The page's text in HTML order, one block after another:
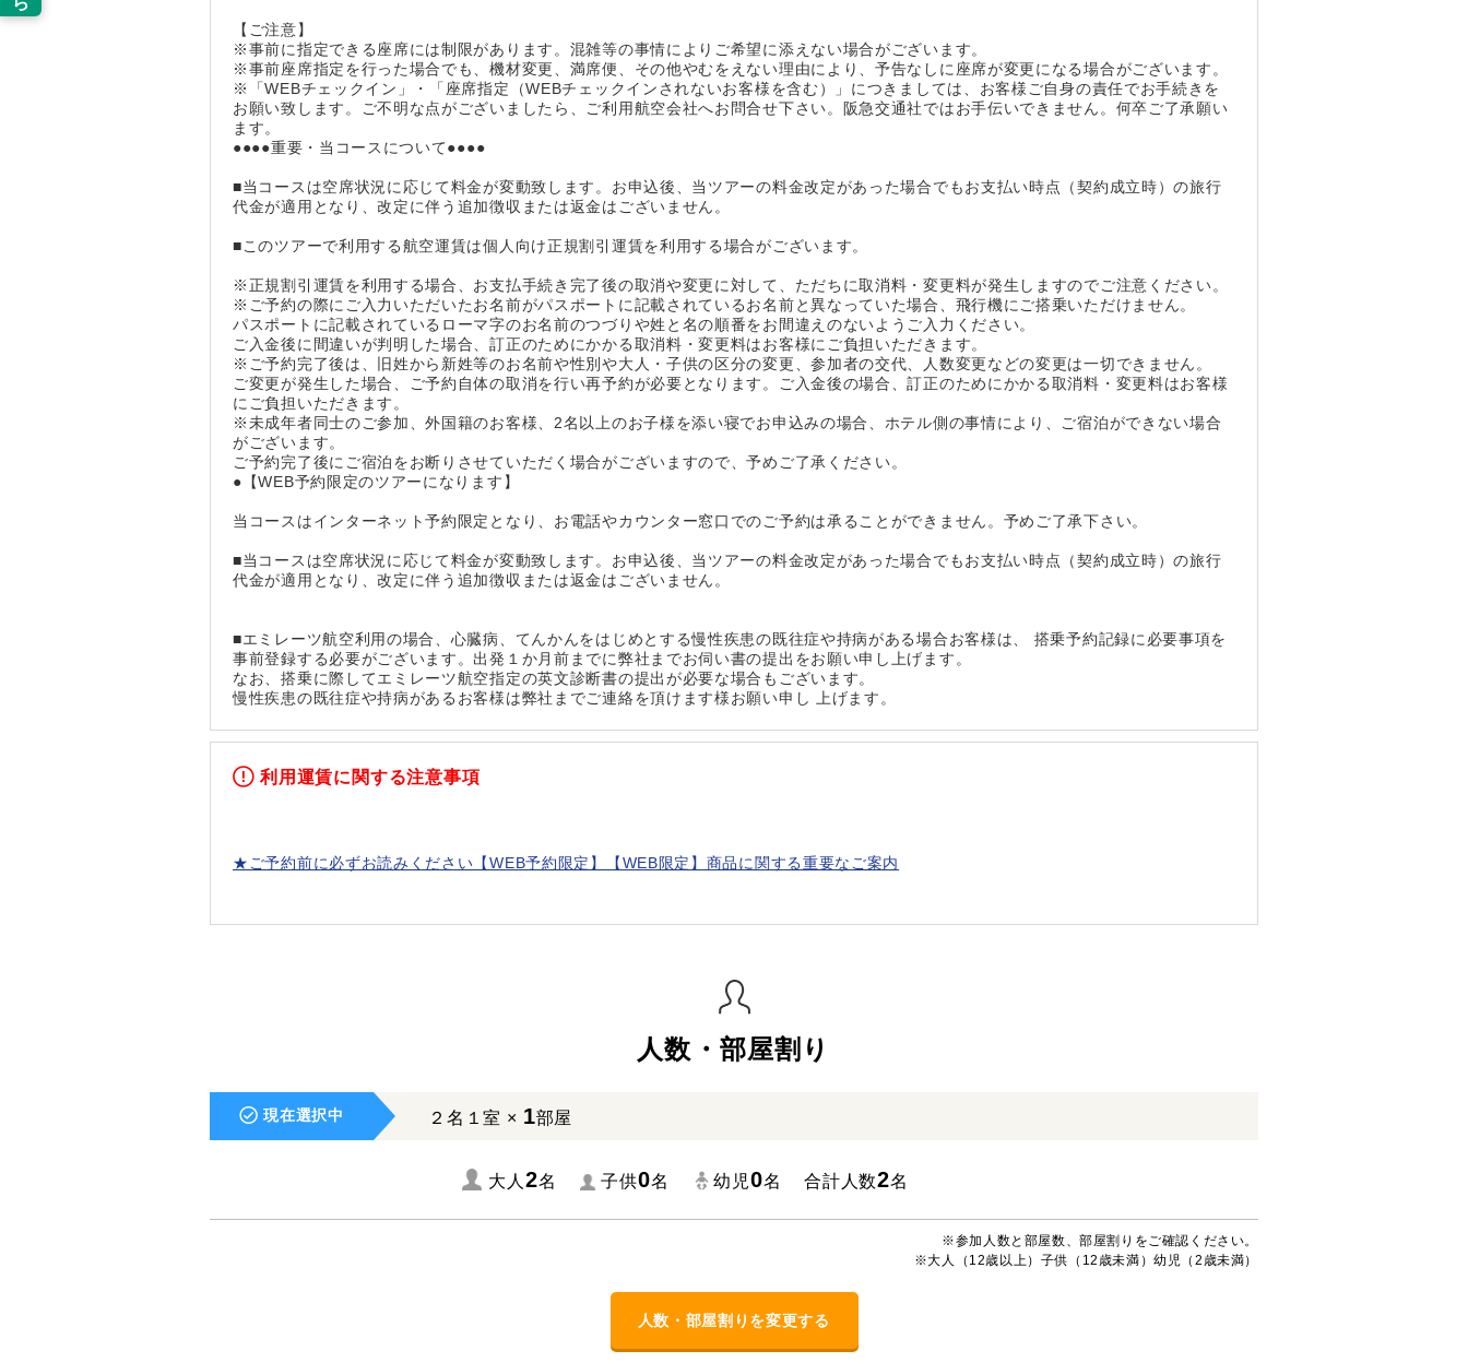
【ご注意】
※事前に指定できる座席には制限があります。混雑等の事情によりご希望に添えない場合がございます。
※事前座席指定を行った場合でも、機材変更、満席便、その他やむをえない理由により、予告なしに座席が変更になる場合がございます。
※「WEBチェックイン」・「座席指定（WEBチェックインされないお客様を含む）」につきましては、お客様ご自身の責任でお手続きを
お願い致します。ご不明な点がございましたら、ご利用航空会社へお問合せ下さい。阪急交通社ではお手伝いできません。何卒ご了承願い
ます。
●●●●重要・当コースについて●●●●
■当コースは空席状況に応じて料金が変動致します。お申込後、当ツアーの料金改定があった場合でもお支払い時点（契約成立時）の旅行
代金が適用となり、改定に伴う追加徴収または返金はございません。
■このツアーで利用する航空運賃は個人向け正規割引運賃を利用する場合がございます。
※正規割引運賃を利用する場合、お支払手続き完了後の取消や変更に対して、ただちに取消料・変更料が発生しますのでご注意ください。
※ご予約の際にご入力いただいたお名前がパスポートに記載されているお名前と異なっていた場合、飛行機にご搭乗いただけません。
パスポートに記載されているローマ字のお名前のつづりや姓と名の順番をお間違えのないようご入力ください。
ご入金後に間違いが判明した場合、訂正のためにかかる取消料・変更料はお客様にご負担いただきます。
※ご予約完了後は、旧姓から新姓等のお名前や性別や大人・子供の区分の変更、参加者の交代、人数変更などの変更は一切できません。
ご変更が発生した場合、ご予約自体の取消を行い再予約が必要となります。ご入金後の場合、訂正のためにかかる取消料・変更料はお客様
にご負担いただきます。
※未成年者同士のご参加、外国籍のお客様、2名以上のお子様を添い寝でお申込みの場合、ホテル側の事情により、ご宿泊ができない場合
がございます。
ご予約完了後にご宿泊をお断りさせていただく場合がございますので、予めご了承ください。
●【WEB予約限定のツアーになります】
当コースはインターネット予約限定となり、お電話やカウンター窓口でのご予約は承ることができません。予めご了承下さい。
■当コースは空席状況に応じて料金が変動致します。お申込後、当ツアーの料金改定があった場合でもお支払い時点（契約成立時）の旅行
代金が適用となり、改定に伴う追加徴収または返金はございません。
■エミレーツ航空利用の場合、心臓病、てんかんをはじめとする慢性疾患の既往症や持病がある場合お客様は、 搭乗予約記録に必要事項を
事前登録する必要がございます。出発１か月前までに弊社までお伺い書の提出をお願い申し上げます。
なお、搭乗に際してエミレーツ航空指定の英文診断書の提出が必要な場合もございます。
慢性疾患の既往症や持病があるお客様は弊社までご連絡を頂けます様お願い申し 上げます。
利用運賃に関する注意事項
★ご予約前に必ずお読みください【WEB予約限定】【WEB限定】商品に関する重要なご案内
人数・部屋割り
現在選択中 ２名１室 × 1部屋
大人 2名 子供0名 幼児0名 合計人数2名
※参加人数と部屋数、部屋割りをご確認ください。
※大人（12歳以上）子供（12歳未満）幼児（2歳未満）
人数・部屋割りを変更する